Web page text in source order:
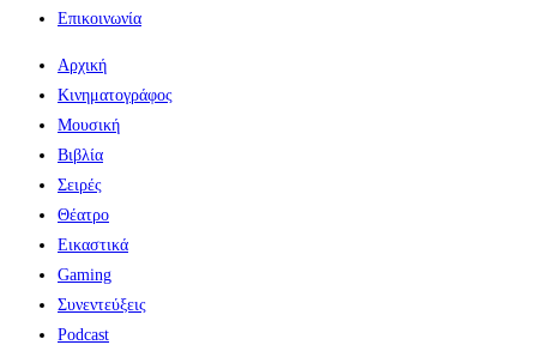
Επικοινωνία
Αρχική
Κινηματογράφος
Μουσική
Βιβλία
Σειρές
Θέατρο
Εικαστικά
Gaming
Συνεντεύξεις
Podcast